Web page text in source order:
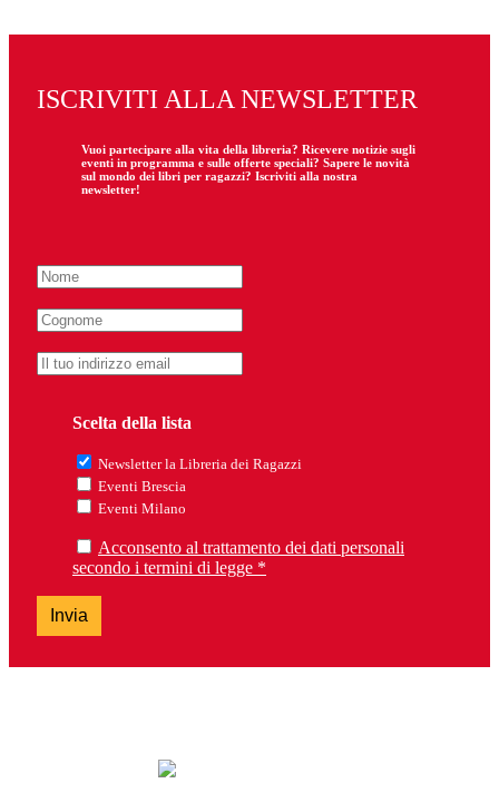
ISCRIVITI ALLA NEWSLETTER
Vuoi partecipare alla vita della libreria? Ricevere notizie sugli
eventi in programma e sulle offerte speciali? Sapere le novità
sul mondo dei libri per ragazzi? Iscriviti alla nostra
newsletter!
Scelta della lista
Newsletter la Libreria dei Ragazzi
Eventi Brescia
Eventi Milano
Acconsento al trattamento dei dati personali
secondo i termini di legge *
Invia